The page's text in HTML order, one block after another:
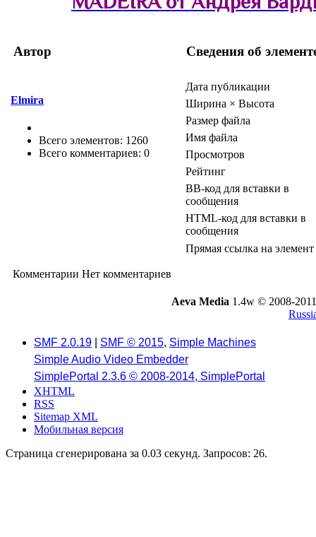
Автор Сведения об
Elmira
Всего элементов: 1260
Всего комментариев: 0
Дата публикации
Ширина × Высота
Размер файла
Имя файла
Просмотров
Рейтинг
BB-код для вставки в
сообщения
HTML-код для вставки в
сообщения
Прямая ссылка на элемент
Комментарии Нет комментариев
Aeva Media 1.4w © 2008-
SMF 2.0.19 SMF © 2015, Simple Machines
Simple Audio Video Embedder
SimplePortal 2.3.6 © 2008-2014, SimplePortal
XHTML
RSS
Sitemap XML
Мобильная версия
Страница сгенерирована за 0.03 секунд. Запросов: 26.